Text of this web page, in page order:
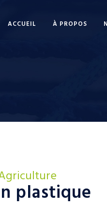
ACCUEIL À PROPOS
plastique